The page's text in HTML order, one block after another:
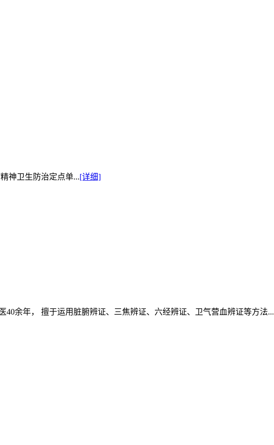
神卫生防治定点单...[详细]
40余年， 擅于运用脏腑辨证、三焦辨证、六经辨证、卫气营血辨证等方法...